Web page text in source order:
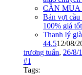
CẦN MUA
Bán vợt
100% giá tốt
Thanh lý
44.512/08/
trương tuấn, 26/8/
#1
Tags: